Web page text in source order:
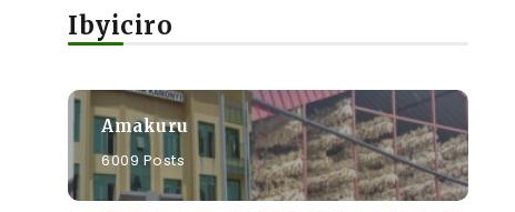
Ibyiciro
Amakuru
6009 Posts